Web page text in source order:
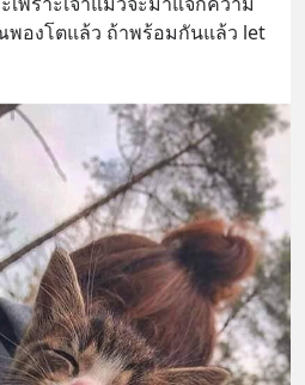
องโตแล้ว ถ้าพร้อมกันแล้ว let